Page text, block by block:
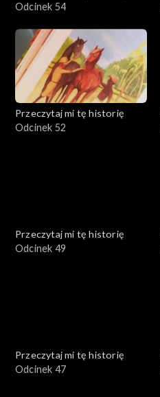
Odcinek 54
Przeczytaj mi tę historię
Odcinek 52
Przeczytaj mi tę historię
Odcinek 49
Przeczytaj mi tę historię
Odcinek 47